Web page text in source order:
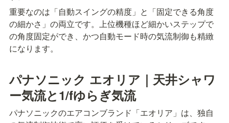
重要なのは「自動スイングの精度」と「固定できる角度
の細かさ」の両立です。上位機種ほど細かいステップで
の角度固定ができ、かつ自動モード時の気流制御も精緻
になります。
パナソニック エオリア｜天井シャワ
ー気流と1/fゆらぎ気流
パナソニックのエアコンブランド「エオリア」は、独自